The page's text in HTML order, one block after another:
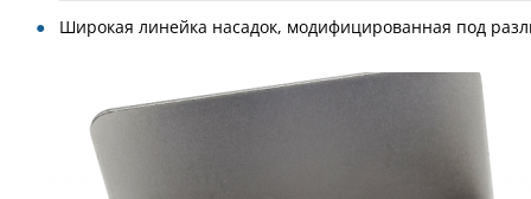
Широкая линейка насадок, модифицированная под